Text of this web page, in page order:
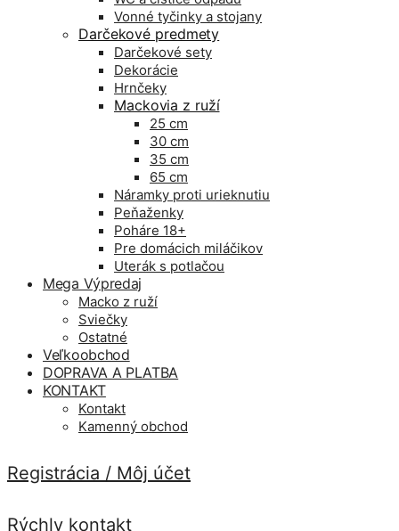
Vonné tyčinky a stojany
Darčekové predmety
Darčekové sety
Dekorácie
Hrnčeky
Mackovia z ruží
25 cm
30 cm
35 cm
65 cm
Náramky proti urieknutiu
Peňaženky
Poháre 18+
Pre domácich miláčikov
Uterák s potlačou
Mega Výpredaj
Macko z ruží
Sviečky
Ostatné
Veľkoobchod
DOPRAVA A PLATBA
KONTAKT
Kontakt
Kamenný obchod
Registrácia / Môj účet
Rýchly kontakt